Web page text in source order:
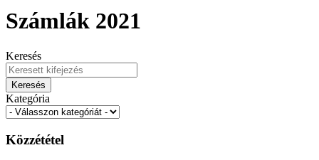
Számlák 2021
Keresés
Keresés
Kategória
Közzététel